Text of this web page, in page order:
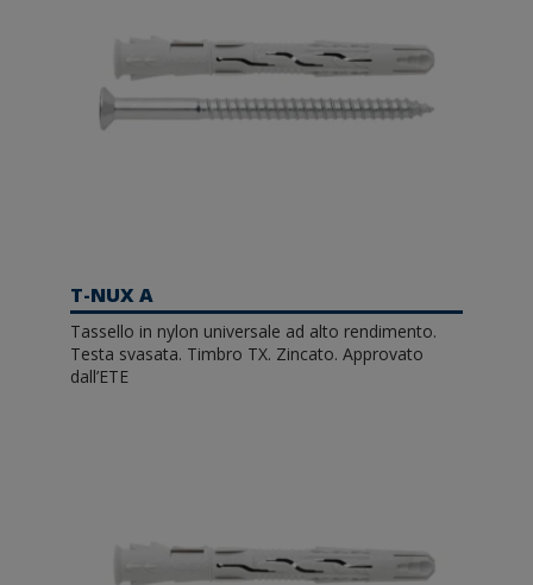
T-NUX A
Tassello in nylon universale ad alto rendimento.
Testa svasata. Timbro TX. Zincato. Approvato
dall’ETE